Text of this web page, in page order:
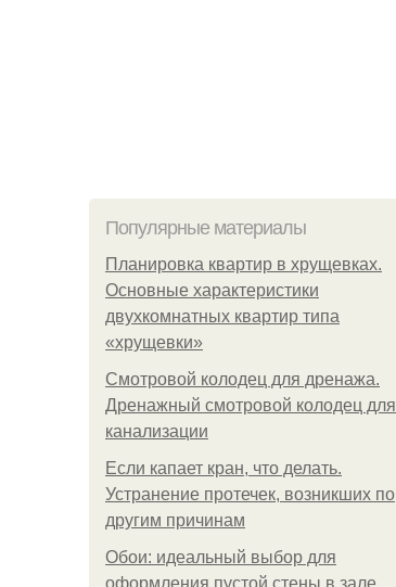
Популярные материалы
Планировка квартир в хрущевках.
Основные характеристики
двухкомнатных квартир типа
«хрущевки»
Смотровой колодец для дренажа.
Дренажный смотровой колодец для
канализации
Если капает кран, что делать.
Устранение протечек, возникших по
другим причинам
Обои: идеальный выбор для
оформления пустой стены в зале